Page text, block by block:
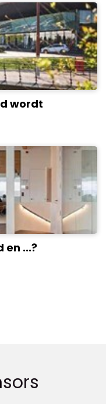
wordt
en ...?